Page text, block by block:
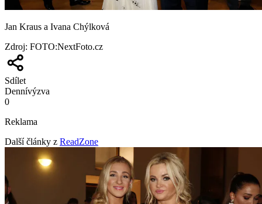
Jan Kraus a Ivana Chýlková
Zdroj: FOTO:NextFoto.cz
Sdílet
Dennívýzva
0
Reklama
Další články z ReadZone